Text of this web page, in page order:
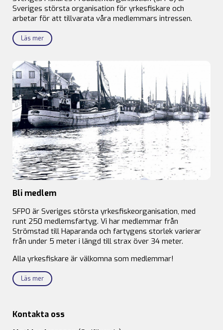
Sveriges största organisation för yrkesfiskare och
arbetar för att tillvarata våra medlemmars intressen.
Läs mer
Bli medlem
SFPO är Sveriges största yrkesfiskeorganisation, med
runt 250 medlemsfartyg. Vi har medlemmar från
Strömstad till Haparanda och fartygens storlek varierar
från under 5 meter i längd till strax över 34 meter.
Alla yrkesfiskare är välkomna som medlemmar!
Läs mer
Kontakta oss